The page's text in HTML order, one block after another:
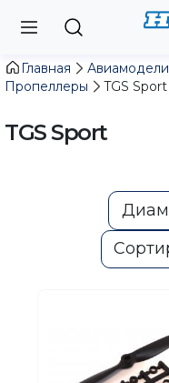
Главная Авиамодели
Пропеллеры
TGS Sport
TGS Sport